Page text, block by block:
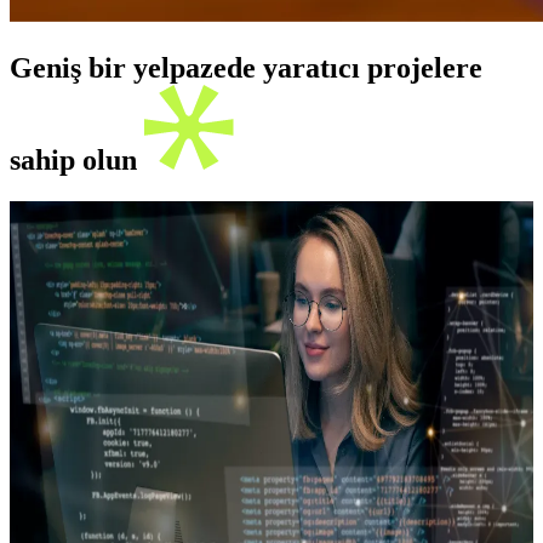
Geniş bir yelpazede yaratıcı projelere
sahip olun